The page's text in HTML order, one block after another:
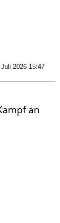
2026 15:47
an